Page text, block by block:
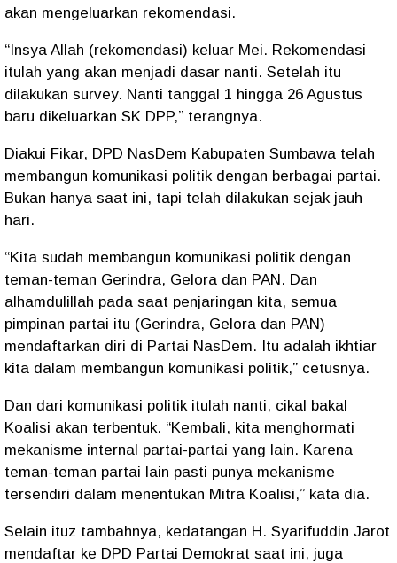
akan mengeluarkan rekomendasi.
“Insya Allah (rekomendasi) keluar Mei. Rekomendasi
itulah yang akan menjadi dasar nanti. Setelah itu
dilakukan survey. Nanti tanggal 1 hingga 26 Agustus
baru dikeluarkan SK DPP,” terangnya.
Diakui Fikar, DPD NasDem Kabupaten Sumbawa telah
membangun komunikasi politik dengan berbagai partai.
Bukan hanya saat ini, tapi telah dilakukan sejak jauh
hari.
“Kita sudah membangun komunikasi politik dengan
teman-teman Gerindra, Gelora dan PAN. Dan
alhamdulillah pada saat penjaringan kita, semua
pimpinan partai itu (Gerindra, Gelora dan PAN)
mendaftarkan diri di Partai NasDem. Itu adalah ikhtiar
kita dalam membangun komunikasi politik,” cetusnya.
Dan dari komunikasi politik itulah nanti, cikal bakal
Koalisi akan terbentuk. “Kembali, kita menghormati
mekanisme internal partai-partai yang lain. Karena
teman-teman partai lain pasti punya mekanisme
tersendiri dalam menentukan Mitra Koalisi,” kata dia.
Selain ituz tambahnya, kedatangan H. Syarifuddin Jarot
mendaftar ke DPD Partai Demokrat saat ini, juga